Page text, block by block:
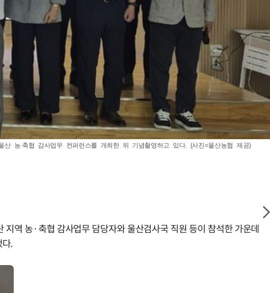
농·축협 감사업무 컨퍼런스를 개최한 뒤 기념촬영하고 있다. (사진=울산농협 제공)
역 농·축협 감사업무 담당자와 울산검사국 직원 등이 참석한 가운데
.